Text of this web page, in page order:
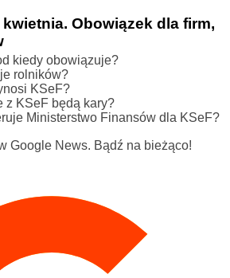
kwietnia. Obowiązek dla firm,
kiedy obowiązuje?
rolników?
KSeF?
z KSeF będą kary?
Ministerstwo Finansów dla KSeF?
Google News. Bądź na bieżąco!